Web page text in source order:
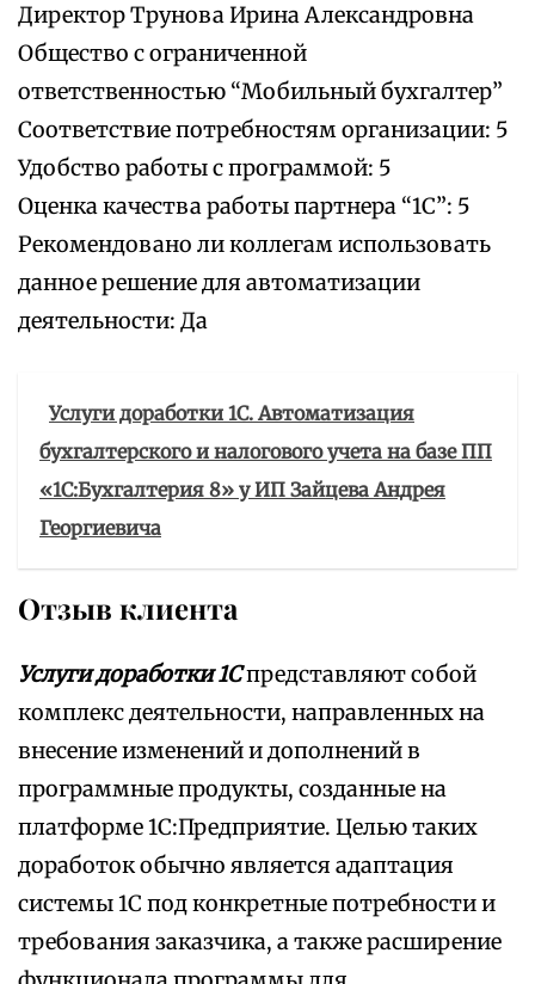
Директор Трунова Ирина Александровна
Общество с ограниченной
ответственностью “Мобильный бухгалтер”
Соответствие потребностям организации: 5
Удобство работы с программой: 5
Оценка качества работы партнера “1С”: 5
Рекомендовано ли коллегам использовать
данное решение для автоматизации
деятельности: Да
Услуги доработки 1С. Автоматизация
бухгалтерского и налогового учета на базе ПП
«1С:Бухгалтерия 8» у ИП Зайцева Андрея
Георгиевича
Отзыв клиента
Услуги доработки 1Спредставляют собой
комплекс деятельности, направленных на
внесение изменений и дополнений в
программные продукты, созданные на
платформе 1С:Предприятие. Целью таких
доработок обычно является адаптация
системы 1С под конкретные потребности и
требования заказчика, а также расширение